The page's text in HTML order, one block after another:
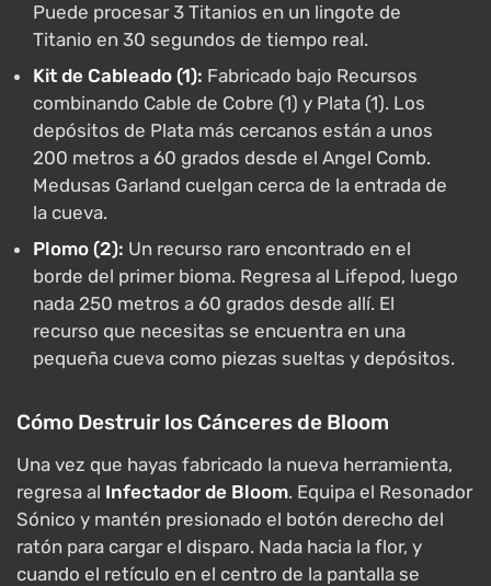
Puede procesar 3 Titanios en un lingote de
Titanio en 30 segundos de tiempo real.
Kit de Cableado (1): Fabricado bajo Recursos
combinando Cable de Cobre (1) y Plata (1). Los
depósitos de Plata más cercanos están a unos
200 metros a 60 grados desde el Angel Comb.
Medusas Garland cuelgan cerca de la entrada de
la cueva.
Plomo (2): Un recurso raro encontrado en el
borde del primer bioma. Regresa al Lifepod, luego
nada 250 metros a 60 grados desde allí. El
recurso que necesitas se encuentra en una
pequeña cueva como piezas sueltas y depósitos.
Cómo Destruir los Cánceres de Bloom
Una vez que hayas fabricado la nueva herramienta,
regresa al Infectador de Bloom. Equipa el Resonador
Sónico y mantén presionado el botón derecho del
ratón para cargar el disparo. Nada hacia la flor, y
cuando el retículo en el centro de la pantalla se